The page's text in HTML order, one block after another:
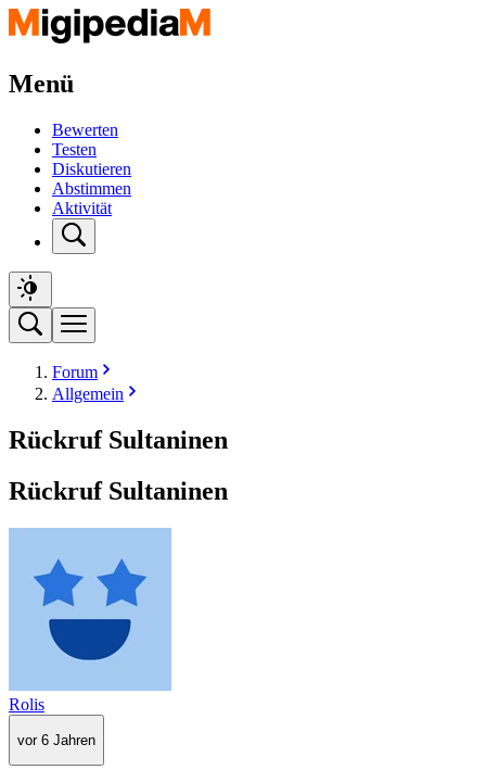
Menü
Bewerten
Testen
Diskutieren
Abstimmen
Aktivität
Forum
Allgemein
Rückruf Sultaninen
Rückruf Sultaninen
Rolis
vor 6 Jahren